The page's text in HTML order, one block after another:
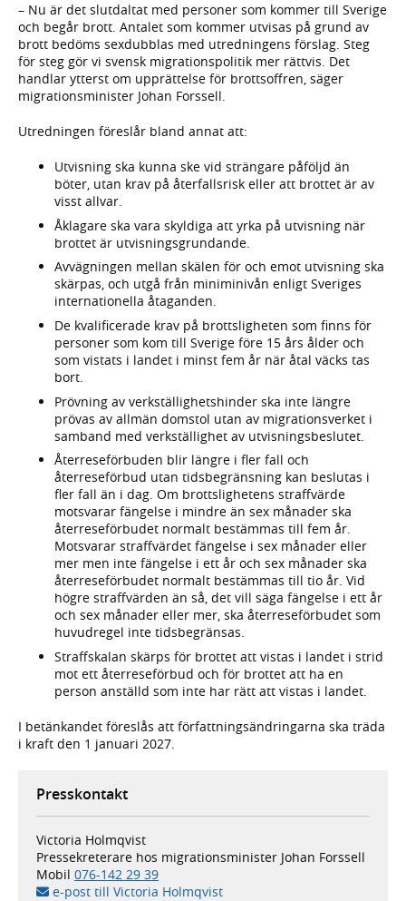
– Nu är det slutdaltat med personer som kommer till Sverige
och begår brott. Antalet som kommer utvisas på grund av
brott bedöms sexdubblas med utredningens förslag. Steg
för steg gör vi svensk migrationspolitik mer rättvis. Det
handlar ytterst om upprättelse för brottsoffren, säger
migrationsminister Johan Forssell.
Utredningen föreslår bland annat att:
Utvisning ska kunna ske vid strängare påföljd än
böter, utan krav på återfallsrisk eller att brottet är av
visst allvar.
Åklagare ska vara skyldiga att yrka på utvisning när
brottet är utvisningsgrundande.
Avvägningen mellan skälen för och emot utvisning ska
skärpas, och utgå från miniminivån enligt Sveriges
internationella åtaganden.
De kvalificerade krav på brottsligheten som finns för
personer som kom till Sverige före 15 års ålder och
som vistats i landet i minst fem år när åtal väcks tas
bort.
Prövning av verkställighetshinder ska inte längre
prövas av allmän domstol utan av migrationsverket i
samband med verkställighet av utvisningsbeslutet.
Återreseförbuden blir längre i fler fall och
återreseförbud utan tidsbegränsning kan beslutas i
fler fall än i dag. Om brottslighetens straffvärde
motsvarar fängelse i mindre än sex månader ska
återreseförbudet normalt bestämmas till fem år.
Motsvarar straffvärdet fängelse i sex månader eller
mer men inte fängelse i ett år och sex månader ska
återreseförbudet normalt bestämmas till tio år. Vid
högre straffvärden än så, det vill säga fängelse i ett år
och sex månader eller mer, ska återreseförbudet som
huvudregel inte tidsbegränsas.
Straffskalan skärps för brottet att vistas i landet i strid
mot ett återreseförbud och för brottet att ha en
person anställd som inte har rätt att vistas i landet.
I betänkandet föreslås att författningsändringarna ska träda
i kraft den 1 januari 2027.
Presskontakt
Victoria Holmqvist
Pressekreterare hos migrationsminister Johan Forssell
Mobil 076-142 29 39
e-post till Victoria Holmqvist